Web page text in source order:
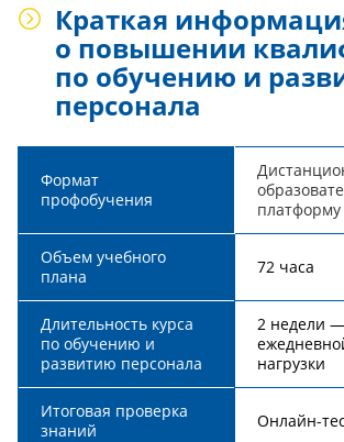
Краткая
о повышении
по обучению и
персонала
Формат
профобучения
Объем учебного
плана
72 часа
Длительность курса
по обучению и
развитию персонала
2 недели
нагрузки
Итоговая проверка
знаний
Онлайн-